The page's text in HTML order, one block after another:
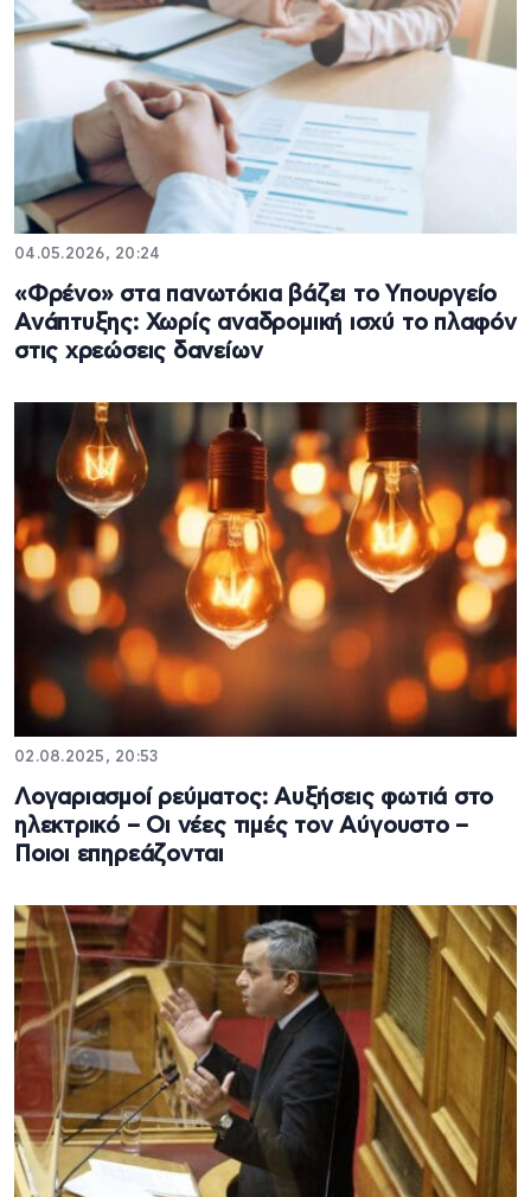
04.05.2026, 20:24
«Φρένο» στα πανωτόκια βάζει το Υπουργείο
Ανάπτυξης: Χωρίς αναδρομική ισχύ το πλαφόν
στις χρεώσεις δανείων
02.08.2025, 20:53
Λογαριασμοί ρεύματος: Αυξήσεις φωτιά στο
ηλεκτρικό – Οι νέες τιμές τον Αύγουστο –
Ποιοι επηρεάζονται